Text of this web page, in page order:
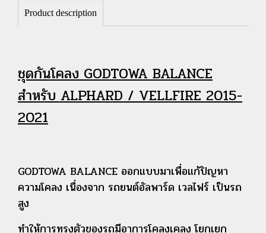
Product description
ชุดกันโคลง GODTOWA BALANCE
สำหรับ ALPHARD / VELLFIRE 2015-
2021
GODTOWA BALANCE ออกแบบมาเพื่อแก้ปัญหา
ความโคลง เนื่องจาก รถยนต์อัลพาร์ด เวลไฟร์ เป็นรถ
สูง
ทำให้การทรงตัวของรถมีอาการโคลงเคลง โยกเยก